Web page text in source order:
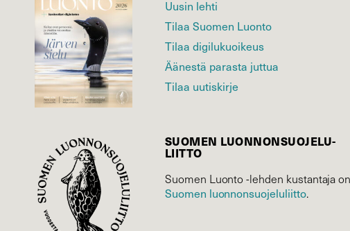
Uusin lehti
Tilaa Suomen Luonto
Tilaa digilukuoikeus
Äänestä parasta juttua
Tilaa uutiskirje
SUOMEN LUONNON­SUOJELU­
LIITTO
Suomen Luonto -lehden kustantaja on
Suomen luonnonsuojelu­liitto.